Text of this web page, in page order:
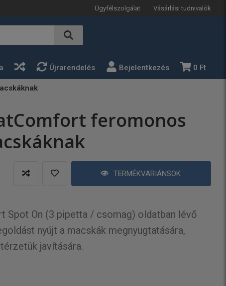
Ügyfélszolgálat Vásárlási tudnivalók
Újrarendelés Bejelentkezés 0 Ft
feromonos
TERMÉKVARIÁNSOK
Spot On (3 pipetta / csomag) oldatban lévő
nyújt a macskák megnyugtatására,
javítására.